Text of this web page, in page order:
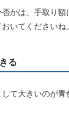
かは、手取り額
いてくださいね
る
て大きいのが青